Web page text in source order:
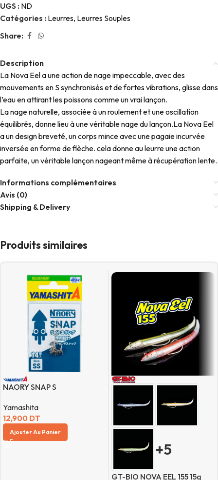
UGS : ND
Catégories : Leurres, Leurres Souples
Share:
Description
La Nova Eel a une action de nage impeccable, avec des
mouvements en S synchronisés et de fortes vibrations, glisse dans
l’eau en attirant les poissons comme un vrai lançon.
La nage naturelle, associée à un roulement et une oscillation
équilibrés, donne lieu à une véritable nage du lançon.La Nova Eel
a un design breveté, un corps mince avec une pagaie incurvée
inversée en forme de flèche. cela donne au leurre une action
parfaite, un véritable lançon nageant même à récupération lente.
Informations complémentaires
Avis (0)
Shipping & Delivery
Produits similaires
NAORY SNAP S
Yamashita
12,900 DT
Ajouter Au Panier
+5
GT-BIO NOVA EEL 155 15g